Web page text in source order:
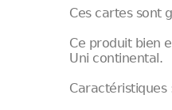
Ces cartes sont
Ce produit bien
Uni continental.
Caractéristiques